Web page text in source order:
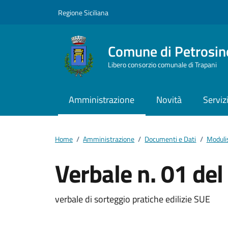
Regione Siciliana
Comune di
Libero consorzio comunale di Trapani
Amministrazione Novità Servizi
Home / Amministrazione / Documenti e Dati /
Verbale n. 01
Dettagli del
verbale di sorteggio pratiche edilizie SUE